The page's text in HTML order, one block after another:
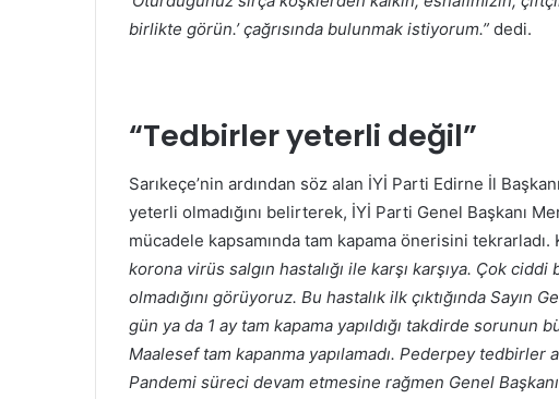
birlikte görün.’ çağrısında bulunmak istiyorum.” dedi.
“Tedbirler yeterli değil”
Sarıkeçe’nin ardından söz alan İYİ Parti Edirne İl Başkanı
yeterli olmadığını belirterek, İYİ Parti Genel Başkanı
mücadele kapsamında tam kapama önerisini tekrarladı.
korona virüs salgın hastalığı ile karşı karşıya. Çok
olmadığını görüyoruz. Bu hastalık ilk çıktığında Sayın
gün ya da 1 ay tam kapama yapıldığı takdirde sorunun
Maalesef tam kapanma yapılamadı. Pederpey tedbirler
Pandemi süreci devam etmesine rağmen Genel